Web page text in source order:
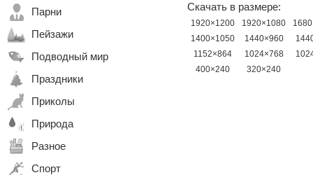
Парни
Пейзажи
Подводный мир
Праздники
Приколы
Природа
Разное
Спорт
Скачать в размере:
1920×1200 1920×1080
1400×1050
1440×960
1152×864
1024×768
400×240
320×240